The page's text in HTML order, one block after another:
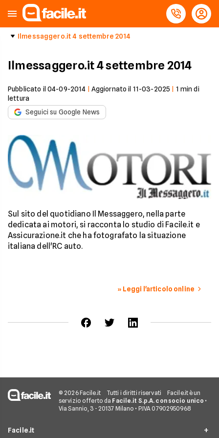
Ilmessaggero.it 4 settembre 2014
Ilmessaggero.it 4 settembre 2014
Pubblicato il 04-09-2014 Aggiornato il 11-03-2025 1 min di
lettura
Seguici su Google News
Sul sito del quotidiano Il Messaggero, nella parte
dedicata ai motori, si racconta lo studio di Facile.it e
Assicurazione.it che ha fotografato la situazione
italiana dell'RC auto.
» Leggi l'articolo online
© 2026 Facile.it Tutti i diritti riservati
Facile.it è un
servizio offerto da Facile.it S.p.A. con socio unico •
Via Sannio, 3 - 20137 Milano • P.IVA 07902950968
Facile.it